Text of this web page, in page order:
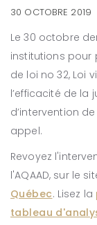
30 OCTOBRE 2019
Le 30 octobre
institutions pour
de loi no 32, Loi
l’efficacité de la
d’intervention
appel.
Revoyez
l'AQAAD, sur le
Québec. Lisez la
tableau